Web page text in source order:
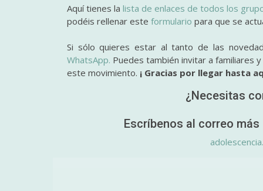
Aquí tienes lalista de enlaces de todos los
podéis rellenar este formulario para que se
Si sólo quieres estar al tanto de las
WhatsApp. Puedes también invitar a familiares
este movimiento. ¡ Gracias por llegar hasta
¿Necesitas
Escríbenos al correo